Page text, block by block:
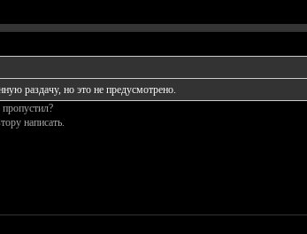
раздачу, но это не предусмотрено.
написать.